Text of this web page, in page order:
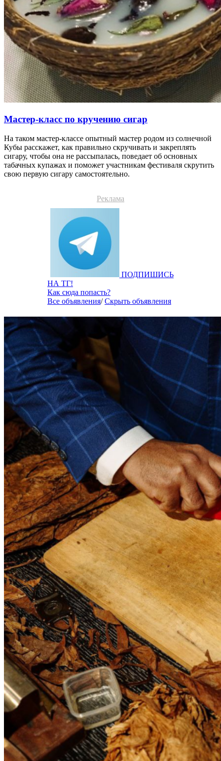
Мастер-класс по кручению сигар
На таком мастер-классе опытный мастер родом из солнечной
Кубы расскажет, как правильно скручивать и закреплять
сигару, чтобы она не рассыпалась, поведает об основных
табачных купажах и поможет участникам фестиваля скрутить
свою первую сигару самостоятельно.
Реклама
ПОДПИШИСЬ
НА ТГ!
Как сюда попасть?
Все объявления/Скрыть объявления